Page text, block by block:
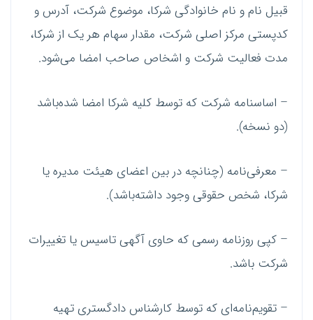
قبیل نام و نام خانوادگی شرکا، موضوع شرکت، آدرس و
کدپستی مرکز اصلی شرکت، مقدار سهام هر یک از شرکا،
مدت فعالیت شرکت و اشخاص صاحب امضا می‌شود.
– اساسنامه شرکت که توسط کلیه شرکا امضا شده‌باشد
(دو نسخه).
– معرفی‌نامه (چنانچه در بین اعضای هیئت مدیره یا
شرکا، شخص حقوقی وجود داشته‌باشد).
– کپی روزنامه رسمی که حاوی آگهی ‌تاسیس یا تغییرات
شرکت باشد.
– تقویم‌نامه‌ای که توسط کارشناس دادگستری تهیه